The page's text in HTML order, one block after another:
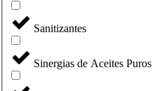
Sanitizantes
Sinergias de Aceites Puros